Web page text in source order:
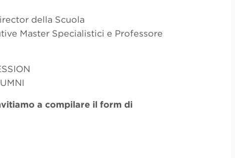
della Scuola
Master Specialistici e Professore
a compilare il form di